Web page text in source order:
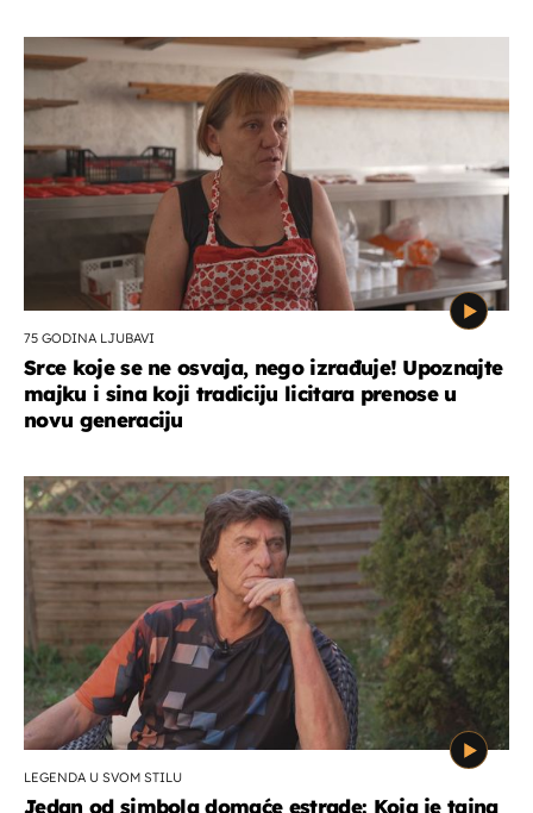
75 GODINA LJUBAVI
Srce koje se ne osvaja, nego izrađuje! Upoznajte
majku i sina koji tradiciju licitara prenose u
novu generaciju
LEGENDA U SVOM STILU
Jedan od simbola domaće estrade: Koja je tajna